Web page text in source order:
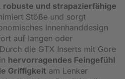
und strapazierfähige
Stöße und sorgt
Innenhanddesign
auf langen oder
die GTX Inserts mit Gore
hervorragendes Feingefühl
Griffigkeit am Lenker